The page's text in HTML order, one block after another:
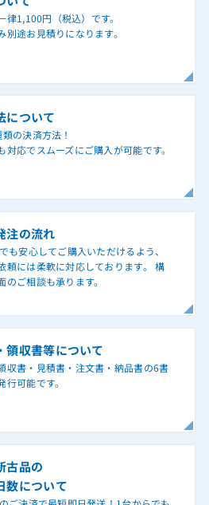
律1,100円（税込）です。
別途お見積りになります。
について
の決済方法！
対応でスムーズにご購入が可能です。
注の流れ
も安心してご購入いただけるよう、
頼には柔軟に対応しております。 構
のご相談も承ります。
領収書等について
収書・見積書・注文書・納品書の6書
行可能です。
古品の
数について